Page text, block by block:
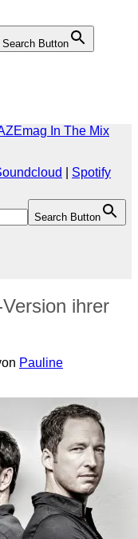
Search Button
Search Button
In The Mix
Spotify
ihrer
Pauline